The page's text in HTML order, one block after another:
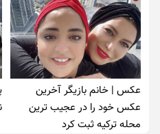
عکس | خانم بازیگر آخرین
عکس خود را در عجیب ترین
محله ترکیه ثبت کرد